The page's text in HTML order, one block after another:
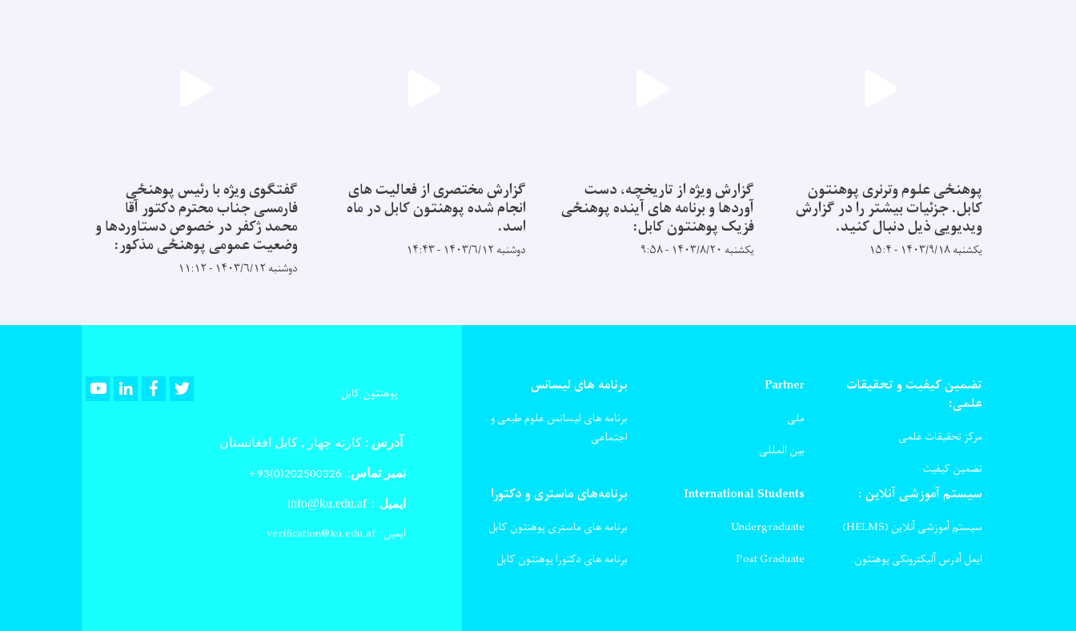
پوهنځی علوم وترنری پوهنتون
کابل. جزئیات بیشتر را در گزارش
ویدیویی ذیل دنبال کنید.
یکشنبه ۱۴۰۳/۹/۱۸ - ۱۵:۴
گزارش ویژه از تاریخچه، دست
آوردها و برنامه های آینده پوهنځی
فزیک پوهنتون کابل:
یکشنبه ۱۴۰۳/۸/۲۰ - ۹:۵۸
گزارش مختصری از فعالیت های
انجام شده پوهنتون کابل در ماه
اسد.
دوشنبه ۱۴۰۳/۶/۱۲ - ۱۴:۴۳
گفتگوی ویژه با رئیس پوهنځی
فارمسی جناب محترم دکتور آقا
محمد ژکفر در خصوص دستاوردها و
وضعیت عمومی پوهنځی مذکور:
دوشنبه ۱۴۰۳/۶/۱۲ - ۱۱:۱۲
تضمین کیفیت و تحقیقات
علمی:
مرکز تحقیقات علمی
تضمین کیفیت
Partner
ملی
بین المللی
برنامه های لیسانس
برنامه های لیسانس علوم طبعی و
اجتماعی
سیستم آموزشی آنلاین :
سیستم آموزشی آنلاین (HELMS)
ایمل آدرس آلیکترونکی پوهنتون
International Students
Undergraduate
Post Graduate
برنامه‌های ماستری و دکتورا
برنامه های ماستری پوهنتون کابل
برنامه های دکتورا پوهنتون کابل
پوهنتون کابل YoutubeLinkedInFacebook
آدرس : کارته چهار , کابل افغانستان
نمبر تماس:
ایمیل : info@ku.edu.af
ایمیل : verification@ku.edu.af